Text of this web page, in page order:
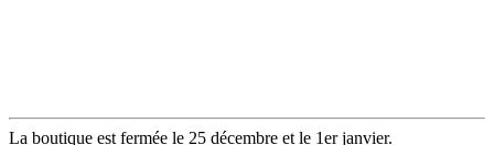
La boutique est fermée le 25 décembre et le 1er janvier.